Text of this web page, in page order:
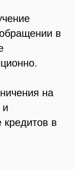
в
на
и
кредитов в